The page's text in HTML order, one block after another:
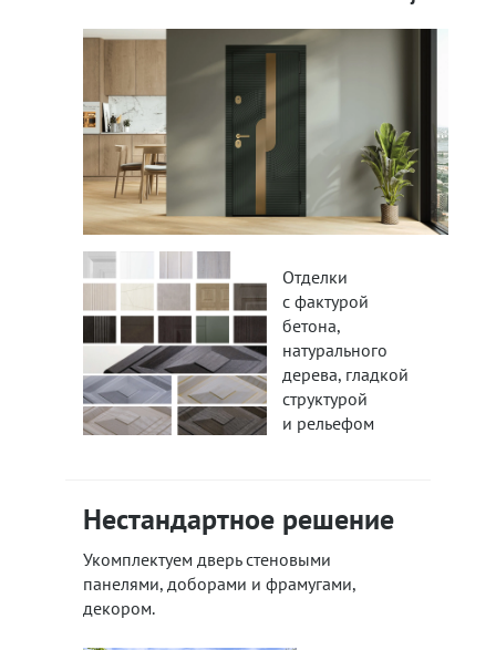
Отделки
с фактурой
бетона,
натурального
дерева, гладкой
структурой
и рельефом
Нестандартное решение
Укомплектуем дверь стеновыми
панелями, доборами и фрамугами,
декором.